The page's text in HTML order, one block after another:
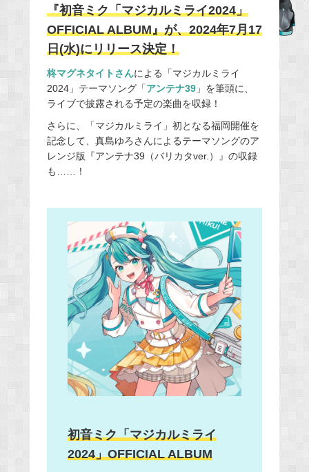
e
b
o
k
『初音ミク「マジカルミライ2024」
OFFICIAL ALBUM』が、2024年7月17
日(水)にリリース決定！
柊マグネタイトさんによる「マジカルミライ
2024」テーマソング「アンテナ39」を筆頭に、
ライブで披露される予定の楽曲を収録！
さらに、「マジカルミライ」初となる福岡開催を
記念して、真島ゆろさんによるテーマソングのア
レンジ版『アンテナ39（バリカタver.）』の収録
も……！
初音ミク「マジカルミライ
2024」OFFICIAL ALBUM